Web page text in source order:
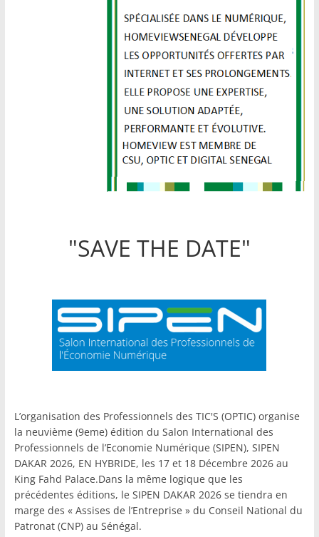
"SAVE THE DATE"
L’organisation des Professionnels des TIC'S (OPTIC) organise
la neuvième (9eme) édition du Salon International des
Professionnels de l’Economie Numérique (SIPEN), SIPEN
DAKAR 2026, EN HYBRIDE, les 17 et 18 Décembre 2026 au
King Fahd Palace.Dans la même logique que les
précédentes éditions, le SIPEN DAKAR 2026 se tiendra en
marge des « Assises de l’Entreprise » du Conseil National du
Patronat (CNP) au Sénégal.